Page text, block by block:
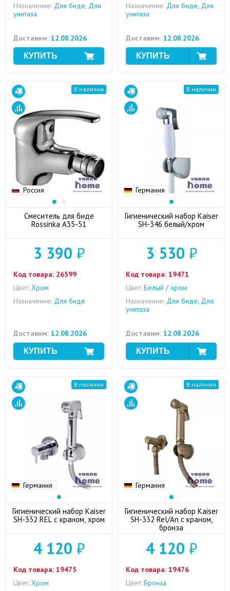
Назначение: Для биде, Для
унитаза
Доставим: 12.08.2026
Назначение: Для биде, Для
унитаза
Доставим: 12.08.2026
Россия
В наличии
Смеситель для биде
Rossinka A35-51
3 390 ₽
Код товара: 26599
Цвет: Хром
Назначение: Для биде
Доставим: 12.08.2026
Германия
В наличии
Гигиенический набор Kaiser
SH-346 белый/хром
3 530 ₽
Код товара: 19471
Цвет: Белый / хром
Назначение: Для биде, Для
унитаза
Доставим: 12.08.2026
Германия
В наличии
Гигиенический набор Kaiser
SH-332 REL с краном, хром
4 120 ₽
Код товара: 19475
Цвет: Хром
Германия
В наличии
Гигиенический набор Kaiser
SH-332 Rel/An с краном,
бронза
4 120 ₽
Код товара: 19476
Цвет: Бронза